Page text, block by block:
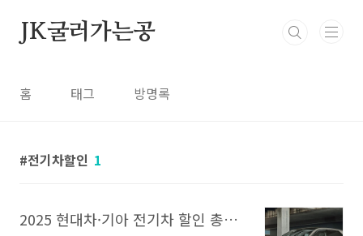
JK굴러가는공
홈 태그 방명록
전기차할인 1
2025 현대차·기아 전기차 할인 총정리! 실구매가 & 혜택 비교